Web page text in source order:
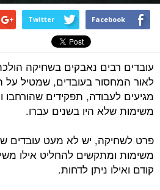
Facebook
Twitter
עובדים רבים נאבקים בשחיקה
לאור המחסור בעובדים, שמטיל על
מגיעים לעבודה, תפקידים שהורחבו
משימות שלא היו בשנים עברו.
פרט לשחיקה, יש לא מעט עובדים
משימות ומתקשים להחליט אילו
קודם ואילו ניתן לדחות.